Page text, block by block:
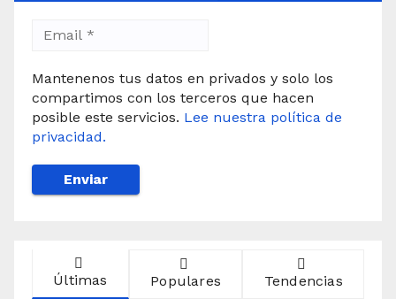
Mantenenos tus datos en privados y solo los
compartimos con los terceros que hacen
posible este servicios. Lee nuestra política de
privacidad.
Últimas Populares Tendencias